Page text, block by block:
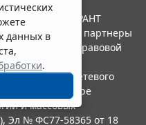
данных в
.
Система ГАРАНТ
"Гарант" и ее партнеры
ассоциации правовой
в качестве сетевого
надзору в сфере
и массовых
Эл № ФС77-58365 от 18